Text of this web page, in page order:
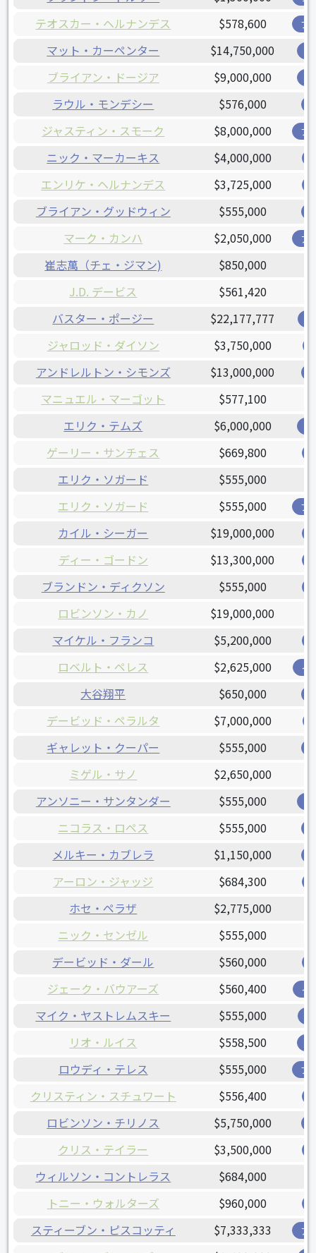
テオスカー・ヘルナンデス $578,600 ブ
マット・カーペンター $14,750,000
ブライアン・ドージア $9,000,000
ラウル・モンデシー $576,000
ジャスティン・スモーク $8,000,000 ブ
ニック・マーカーキス $4,000,000
エンリケ・ヘルナンデス $3,725,000
ブライアン・グッドウィン $555,000
マーク・カンハ $2,050,000 ア
崔志萬（チェ・ジマン)
$850,000
J.D. デービス
$561,420
バスター・ポージー
$22,177,777
ジャロッド・ダイソン $3,750,000
アンドレルトン・シモンズ $13,000,000
マニュエル・マーゴット $577,100
エリク・テムズ $6,000,000
ゲーリー・サンチェス $669,800
エリク・ソガード
$555,000
エリク・ソガード
$555,000 ブ
カイル・シーガー $19,000,000
ディー・ゴードン $13,300,000
ブランドン・ディクソン $555,000
ロビンソン・カノ
$19,000,000
マイケル・フランコ
$5,200,000
ロベルト・ペレス $2,625,000 イ
大谷翔平 $650,000
デービッド・ペラルタ $7,000,000
ギャレット・クーパー $555,000
ミゲル・サノ $2,650,000
アンソニー・サンタンダー $555,000
ニコラス・ロペス $555,000
メルキー・カブレラ $1,150,000
アーロン・ジャッジ $684,300
ホセ・ペラザ
$2,775,000
ニック・センゼル
$555,000
デービッド・ダール
$560,000
ジェーク・バウアーズ $560,400 イ
マイク・ヤストレムスキー $555,000
リオ・ルイス $558,500
ロウディ・テレス $555,000 ブ
クリスティン・スチュワート $556,400
ロビンソン・チリノス $5,750,000
クリス・テイラー $3,500,000
ウィルソン・コントレラス
$684,000
トニー・ウォルターズ
$960,000
スティーブン・ピスコッティ $7,333,333 ア